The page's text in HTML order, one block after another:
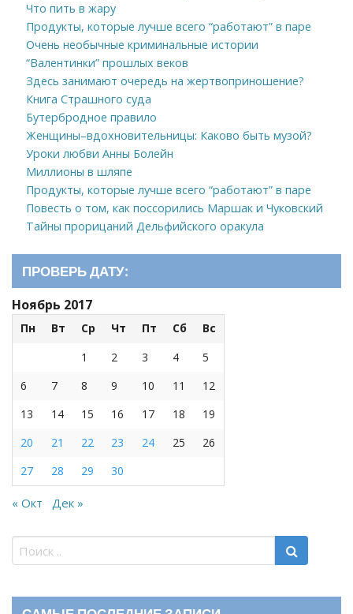
Что пить в жару
Продукты, которые лучше всего “работают” в паре
Очень необычные криминальные истории
“Валентинки” прошлых веков
Здесь занимают очередь на жертвоприношение?
Книга Страшного суда
Бутербродное правило
Женщины–вдохновительницы: Каково быть музой?
Уроки любви Анны Болейн
Миллионы в шляпе
Продукты, которые лучше всего “работают” в паре
Повесть о том, как поссорились Маршак и Чуковский
Тайны прорицаний Дельфийского оракула
ПРОВЕРЬ ДАТУ:
Ноябрь 2017
Пн Вт Ср Чт Пт Сб
Вс
1
2 3 4
5
6
7 8 9 10 11
12
13
14 15 16 17 18
19
20
21 22 23 24 25
26
27
28 29 30
« Окт Дек »